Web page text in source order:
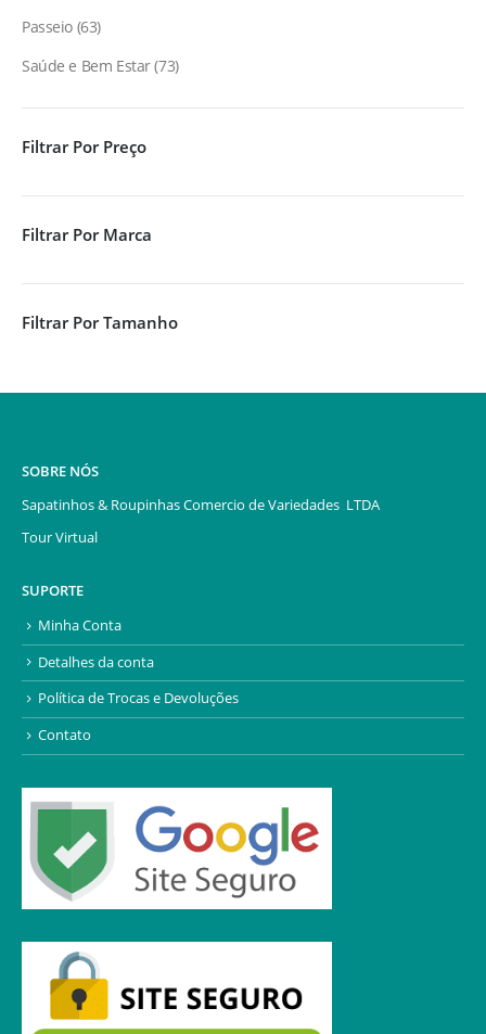
Passeio 63
Saúde e Bem Estar 73
Filtrar Por Preço
Filtrar Por Marca
Filtrar Por Tamanho
SOBRE NÓS
Sapatinhos & Roupinhas Comercio de Variedades LTDA
Tour Virtual
SUPORTE
Minha Conta
Detalhes da conta
Política de Trocas e Devoluções
Contato